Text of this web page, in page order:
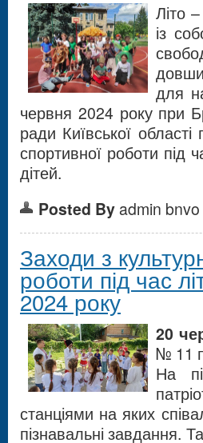
Літо
із
для
червня 2024 року при
ради Київської
спортивної роботи під
дітей.
Posted By admin bnvo
Заходи з
роботи під час
2024 року
20
№ 11
На
станціями на яких
пізнавальні завдання.